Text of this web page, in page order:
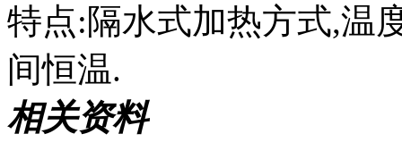
特点:隔水式加热方式,温
间恒温.
相关资料